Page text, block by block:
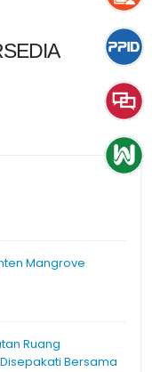
Mangrove
Ruang
Bersama